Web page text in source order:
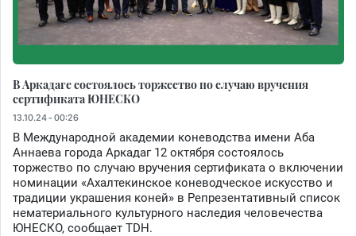
В Аркадаге состоялось торжество по случаю вручения
сертификата ЮНЕСКО
13.10.24 - 00:26
В Международной академии коневодства имени Аба
Аннаева города Аркадаг 12 октября состоялось
торжество по случаю вручения сертификата о включении
номинации «Ахалтекинское коневодческое искусство и
традиции украшения коней» в Репрезентативный список
нематериального культурного наследия человечества
ЮНЕСКО, сообщает TDH.